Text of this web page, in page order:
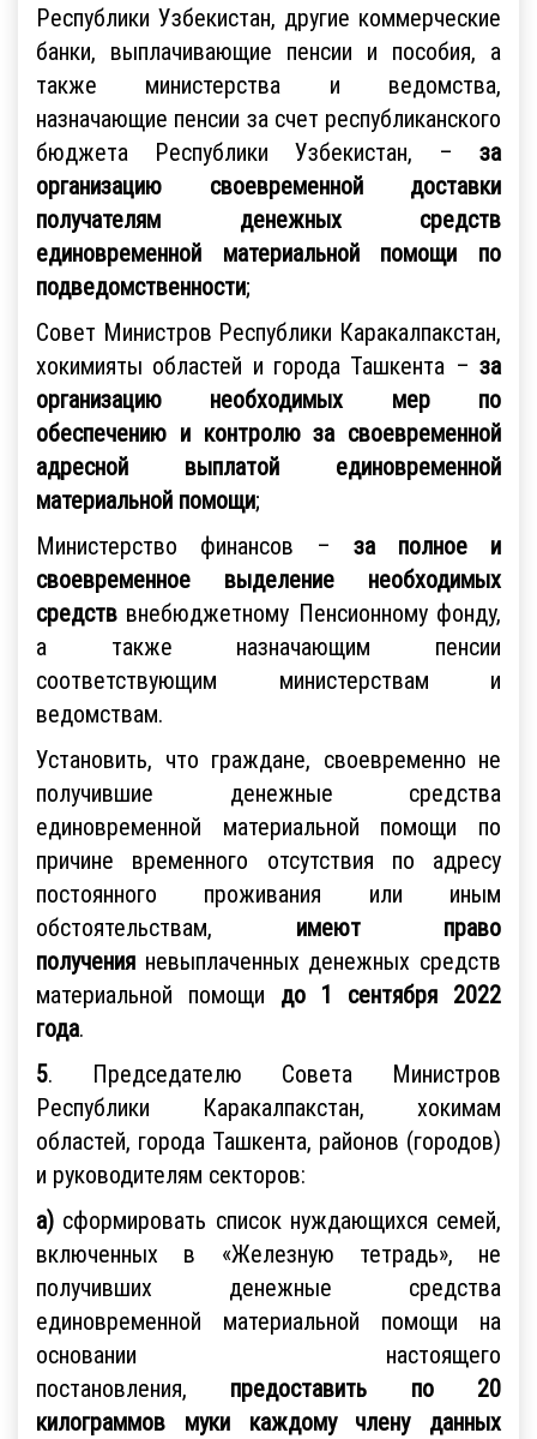
Республики Узбекистан, другие коммерческие
банки, выплачивающие пенсии и пособия, а
также министерства и ведомства,
назначающие пенсии за счет республиканского
бюджета Республики Узбекистан, – за
организацию своевременной доставки
получателям денежных средств
единовременной материальной помощи по
подведомственности;
Совет Министров Республики Каракалпакстан,
хокимияты областей и города Ташкента – за
организацию необходимых мер по
обеспечению и контролю за своевременной
адресной выплатой единовременной
материальной помощи;
Министерство финансов – за полное и
своевременное выделение необходимых
средств внебюджетному Пенсионному фонду,
а также назначающим пенсии
соответствующим министерствам и
ведомствам.
Установить, что граждане, своевременно не
получившие денежные средства
единовременной материальной помощи по
причине временного отсутствия по адресу
постоянного проживания или иным
обстоятельствам, имеют право
получения невыплаченных денежных средств
материальной помощи до 1 сентября 2022
года.
5. Председателю Совета Министров
Республики Каракалпакстан, хокимам
областей, города Ташкента, районов (городов)
и руководителям секторов:
а) сформировать список нуждающихся семей,
включенных в «Железную тетрадь», не
получивших денежные средства
единовременной материальной помощи на
основании настоящего
постановления, предоставить по 20
килограммов муки каждому члену данных